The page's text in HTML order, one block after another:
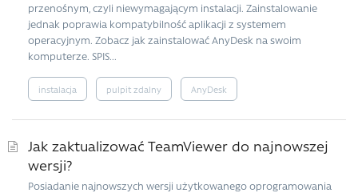
przenośnym, czyli niewymagającym instalacji. Zainstalowanie
jednak poprawia kompatybilność aplikacji z systemem
operacyjnym. Zobacz jak zainstalować AnyDesk na swoim
komputerze. SPIS...
instalacja pulpit zdalny AnyDesk
Jak zaktualizować TeamViewer do najnowszej
wersji?
Posiadanie najnowszych wersji użytkowanego oprogramowania